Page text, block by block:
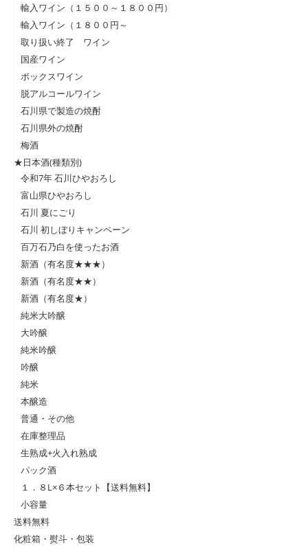
輸入ワイン（１５００～１８００円）
輸入ワイン（１８００円～
取り扱い終了 ワイン
国産ワイン
ボックスワイン
脱アルコールワイン
石川県で製造の焼酎
石川県外の焼酎
梅酒
★日本酒(種類別)
令和7年 石川ひやおろし
富山県ひやおろし
石川 夏にごり
石川 初しぼりキャンペーン
百万石乃白を使ったお酒
新酒（有名度★★★）
新酒（有名度★★）
新酒（有名度★）
純米大吟醸
大吟醸
純米吟醸
吟醸
純米
本醸造
普通・その他
在庫整理品
生熟成+火入れ熟成
パック酒
１．８L×６本セット【送料無料】
小容量
送料無料
化粧箱・熨斗・包装